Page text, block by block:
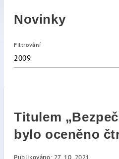
Novinky
Filtrování
2009
Titulem
bylo oceněno
Publikováno: 27. 10. 2021